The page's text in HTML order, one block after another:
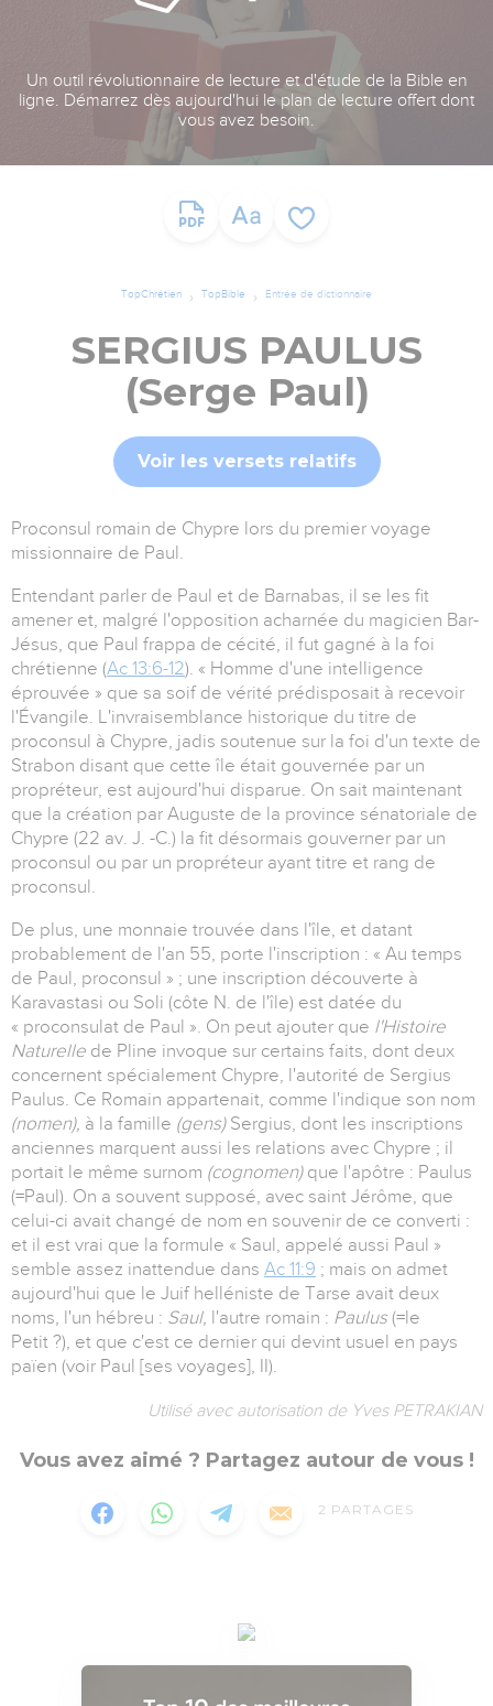
Un outil révolutionnaire de lecture et d'étude de la Bible en
ligne. Démarrez dès aujourd'hui le plan de lecture offert dont
vous avez besoin.
TopChrétien TopBible Entrée de dictionnaire
SERGIUS PAULUS
(Serge Paul)
Voir les versets relatifs
Proconsul romain de Chypre lors du premier voyage
missionnaire de Paul.
Entendant parler de Paul et de Barnabas, il se les fit
amener et, malgré l'opposition acharnée du magicien Bar-
Jésus, que Paul frappa de cécité, il fut gagné à la foi
chrétienne (Ac 13:6-12). « Homme d'une intelligence
éprouvée » que sa soif de vérité prédisposait à recevoir
l'Évangile. L'invraisemblance historique du titre de
proconsul à Chypre, jadis soutenue sur la foi d'un texte de
Strabon disant que cette île était gouvernée par un
propréteur, est aujourd'hui disparue. On sait maintenant
que la création par Auguste de la province sénatoriale de
Chypre (22 av. J. -C.) la fit désormais gouverner par un
proconsul ou par un propréteur ayant titre et rang de
proconsul.
De plus, une monnaie trouvée dans l'île, et datant
probablement de l'an 55, porte l'inscription : « Au temps
de Paul, proconsul » ; une inscription découverte à
Karavastasi ou Soli (côte N. de l'île) est datée du
« proconsulat de Paul ». On peut ajouter que l'Histoire
Naturelle de Pline invoque sur certains faits, dont deux
concernent spécialement Chypre, l'autorité de Sergius
Paulus. Ce Romain appartenait, comme l'indique son nom
(nomen), à la famille (gens) Sergius, dont les inscriptions
anciennes marquent aussi les relations avec Chypre ; il
portait le même surnom (cognomen) que l'apôtre : Paulus
(=Paul). On a souvent supposé, avec saint Jérôme, que
celui-ci avait changé de nom en souvenir de ce converti :
et il est vrai que la formule « Saul, appelé aussi Paul »
semble assez inattendue dans Ac 11:9 ; mais on admet
aujourd'hui que le Juif helléniste de Tarse avait deux
noms, l'un hébreu : Saul, l'autre romain : Paulus (=le
Petit ?), et que c'est ce dernier qui devint usuel en pays
païen (voir Paul [ses voyages], II).
Utilisé avec autorisation de Yves PETRAKIAN
Vous avez aimé ? Partagez autour de vous !
2 PARTAGES